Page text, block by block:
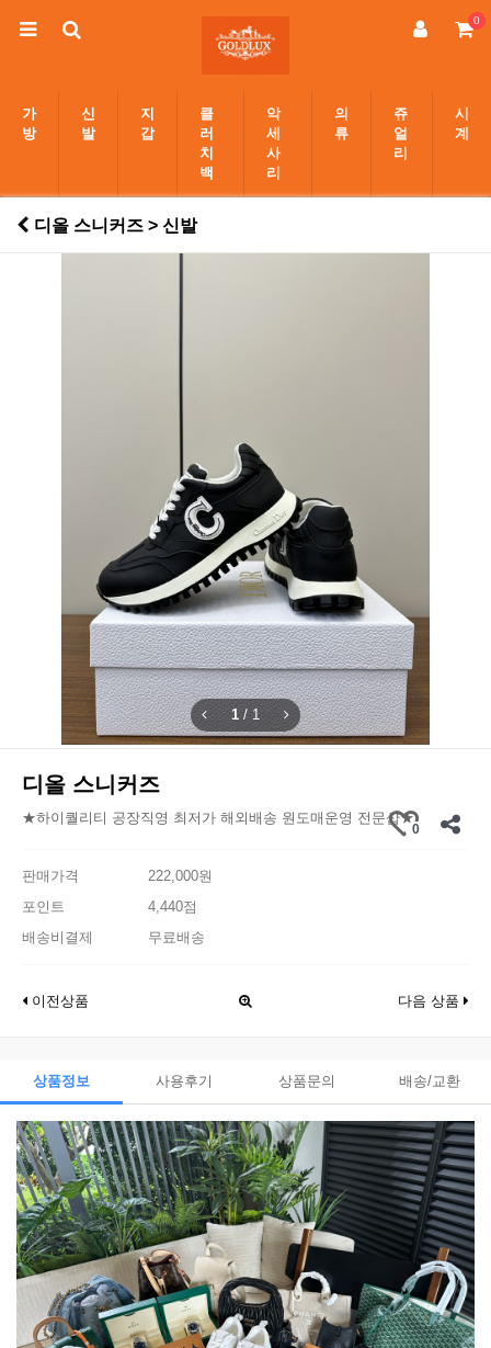
0
가
방
신
발
지
갑
클
러
치
백
악
세
사
리
의
류
쥬
얼
리
시
계
디올 스니커즈 > 신발
1 / 1
디올 스니커즈
★하이퀄리티 공장직영 최저가 해외배송 원도매운영 전문샵★
0
판매가격
222,000원
포인트
4,440점
배송비결제
무료배송
이전상품 다음 상품
상품정보 사용후기 상품문의 배송/교환